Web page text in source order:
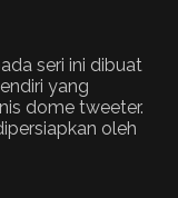
seri ini dibuat
yang
dome tweeter.
oleh